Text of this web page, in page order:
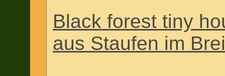
Black forest tiny
aus Staufen im